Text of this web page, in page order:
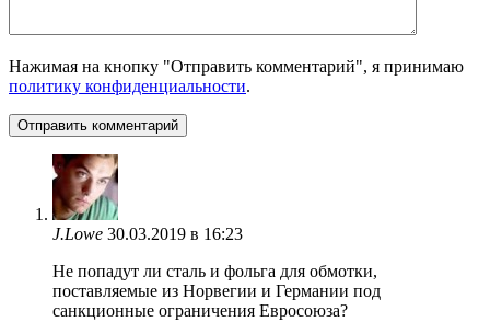
Нажимая на кнопку "Отправить комментарий", я принимаю
политику конфиденциальности.
J.Lowe 30.03.2019 в 16:23
Не попадут ли сталь и фольга для обмотки,
поставляемые из Норвегии и Германии под
санкционные ограничения Евросоюза?